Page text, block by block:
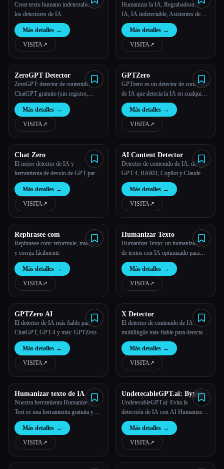
Crear texto humano indetectable por
los detectores de IA
Más detalles →
VISITA↗︎
Humanizar la IA, Regrabadora de
IA, IA indetectable, Asistentes de
escritura
Más detalles →
VISITA↗︎
ZeroGPT Detector
ZeroGPT: detector de contenido
ChatGPT gratuito (sin registro,
número ilimitado de palabras)
Más detalles →
VISITA↗︎
GPTZero
GPTzero es un detector de contenido
de IA que detecta la IA en cualquier
tipo de contenido de texto mediante
nuestro algoritmo de análisis
profundo para identificar los
patrones de la IA y el tono de
Más detalles →
VISITA↗︎
Chat Zero
El mejor detector de IA y
herramienta de desvío de GPT para
ChatGPT
Más detalles →
VISITA↗︎
AI Content Detector
Detector de contenido de IA: detecta
GPT-4, BARD, Copilot y Claude
Más detalles →
VISITA↗︎
Rephrasee com
Rephrasee.com: reformule, traduzca
y corrija fácilmente
Más detalles →
VISITA↗︎
Humanizar Texto
Humanizar Texto: un humanizador
de textos con IA optimizado para
idiomas menores, como el español y
el portugués.
Más detalles →
VISITA↗︎
GPTZero AI
El detector de IA más fiable para
ChatGPT, GPT-4 y más: GPTZero
Más detalles →
VISITA↗︎
X Detector
El detector de contenido de IA
multilingüe más fiable para detectar
la escritura de la IA
Más detalles →
VISITA↗︎
Humanizar texto de IA
Nuestra herramienta Humanize AI
Text es una herramienta gratuita y
fiable para convertir texto en texto de
IA humanizado en línea.
Más detalles →
VISITA↗︎
UndetecableGPT.ai: Bypass
AI Detection with AI
Humanizer Free Online
UndetecableGPT.ai: Evita la
detección de IA con AI Humanizer
gratis en línea
Más detalles →
VISITA↗︎